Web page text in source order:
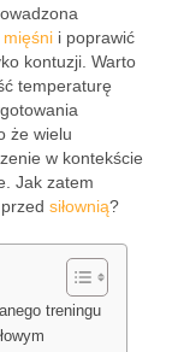
mięśni i poprawić
kontuzji. Warto
temperaturę
że wielu
w kontekście
Jak zatem
siłownią?
treningu